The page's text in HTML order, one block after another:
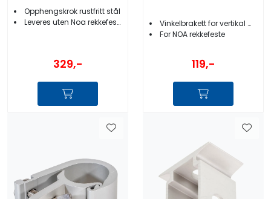
Opphengskrok rustfritt stål
Leveres uten Noa rekkefeste
329,-
Vinkelbrakett for vertikal montering
For NOA rekkefeste
119,-